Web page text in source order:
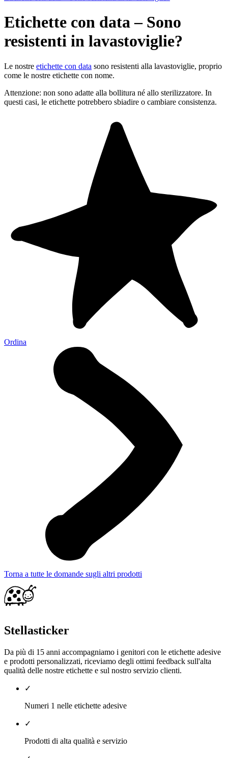
Etichette con data – Sono
resistenti in lavastoviglie?
Le nostre etichette con data sono resistenti alla lavastoviglie, proprio
come le nostre etichette con nome.
Attenzione: non sono adatte alla bollitura né allo sterilizzatore. In
questi casi, le etichette potrebbero sbiadire o cambiare consistenza.
Ordina
Torna a tutte le domande sugli altri prodotti
Stellasticker
Da più di 15 anni accompagniamo i genitori con le etichette adesive
e prodotti personalizzati, riceviamo degli ottimi feedback sull'alta
qualità delle nostre etichette e sul nostro servizio clienti.
✓
Numeri 1 nelle etichette adesive
✓
Prodotti di alta qualità e servizio